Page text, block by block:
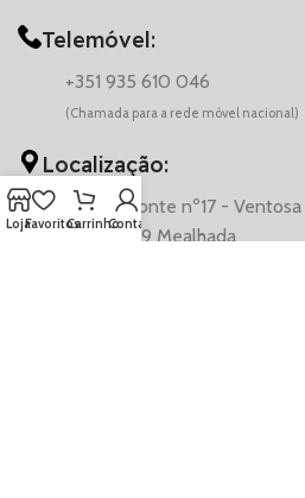
Telemóvel:
+351 935 610 046
(Chamada para a rede móvel nacional)
Localização:
Rua da Ponte nº17 -
3050-569 Mealhada
LojaFavoritosCarrinhoConta